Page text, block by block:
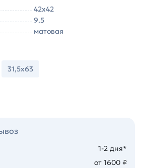
42х42
9.5
матовая
31,5х63
1-2 дня*
от 1600 ₽